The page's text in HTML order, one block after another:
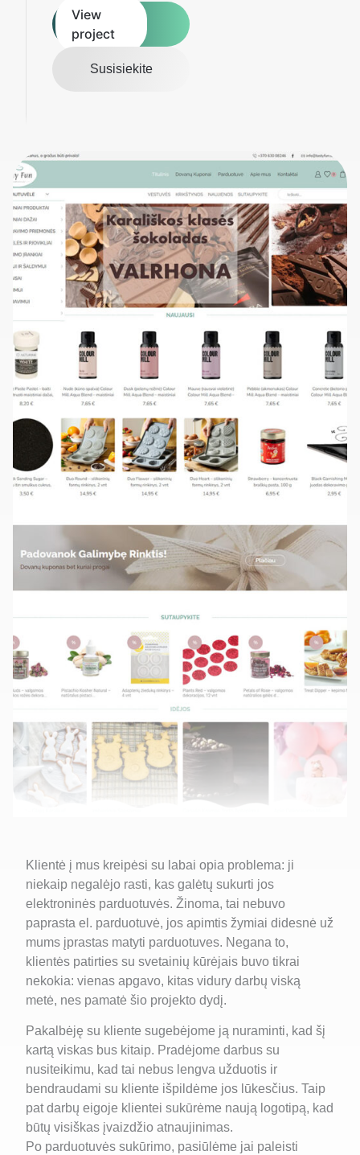
View
project
Susisiekite
Klientė į mus kreipėsi su labai opia problema: ji
niekaip negalėjo rasti, kas galėtų sukurti jos
elektroninės parduotuvės. Žinoma, tai nebuvo
paprasta el. parduotuvė, jos apimtis žymiai didesnė už
mums įprastas matyti parduotuves. Negana to,
klientės patirties su svetainių kūrėjais buvo tikrai
nekokia: vienas apgavo, kitas vidury darbų viską
metė, nes pamatė šio projekto dydį.
Pakalbėję su kliente sugebėjome ją nuraminti, kad šį
kartą viskas bus kitaip. Pradėjome darbus su
nusiteikimu, kad tai nebus lengva užduotis ir
bendraudami su kliente išpildėme jos lūkesčius. Taip
pat darbų eigoje klientei sukūrėme naują logotipą, kad
būtų visiškas įvaizdžio atnaujinimas.
Po parduotuvės sukūrimo, pasiūlėme jai paleisti